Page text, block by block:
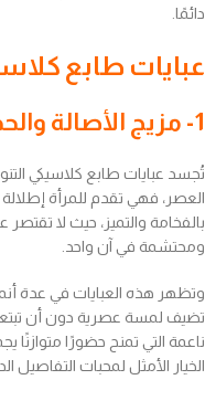
دائمًا.
عبايات طابع
1- مزيج الأصالة والحداثة
تُجسد عبايات طابع كلاسيكي
العصر، فهي تقدم للمرأة
بالفخامة والتميز، حيث لا
ومحتشمة في آن واحد.
وتظهر هذه العبايات في عدة
تضيف لمسة عصرية دون أن
ناعمة التي تمنح حضورًا متوازنًا
الخيار الأمثل لمحبات التفاصيل